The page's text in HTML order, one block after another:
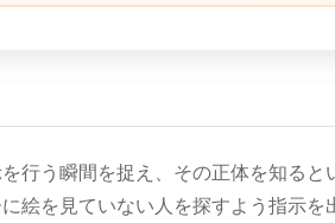
行う瞬間を捉え、その正体を知る
絵を見ていない人を探すよう指示